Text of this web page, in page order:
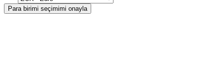
Para birimi seçimimi onayla